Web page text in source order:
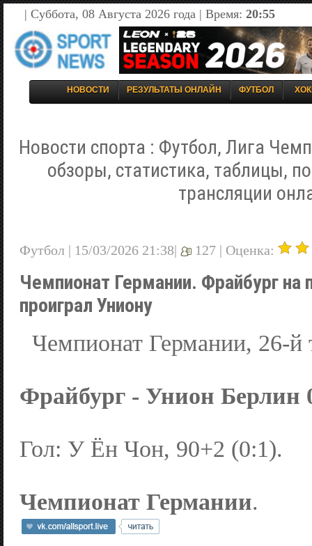
| Суббота, 08 Августа 2026 года | Время: 20:55
НОВОСТИ РЕЗУЛЬТАТЫ ОНЛАЙН ФУТБОЛ
Новости спорта : Футбол, Лига
обзоры, статистика, таблицы,
трансляции
Футбол | 15/03/2026 21:38| 127 | Оценка:
Чемпионат Германии. Фрайбург на
проиграл Униону
Чемпионат Германии, 26-й
Фрайбург - Унион Берлин
Гол: У Ён Чон, 90+2 (0:1).
Чемпионат Германии.